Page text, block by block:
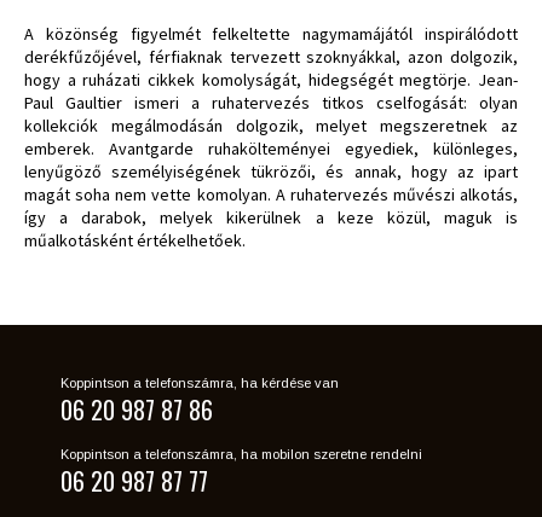
A közönség figyelmét felkeltette nagymamájától inspirálódott
derékfűzőjével, férfiaknak tervezett szoknyákkal, azon dolgozik,
hogy a ruházati cikkek komolyságát, hidegségét megtörje. Jean-
Paul Gaultier ismeri a ruhatervezés titkos cselfogását: olyan
kollekciók megálmodásán dolgozik, melyet megszeretnek az
emberek. Avantgarde ruhakölteményei egyediek, különleges,
lenyűgöző személyiségének tükrözői, és annak, hogy az ipart
magát soha nem vette komolyan. A ruhatervezés művészi alkotás,
így a darabok, melyek kikerülnek a keze közül, maguk is
műalkotásként értékelhetőek.
Koppintson a telefonszámra, ha kérdése van
06 20 987 87 86
Koppintson a telefonszámra, ha mobilon szeretne rendelni
06 20 987 87 77